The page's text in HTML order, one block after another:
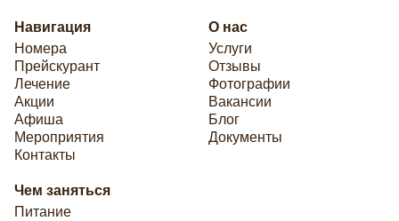
Навигация
Номера
Прейскурант
Лечение
Акции
Афиша
Мероприятия
Контакты
О нас
Услуги
Отзывы
Фотографии
Вакансии
Блог
Документы
Чем заняться
Питание